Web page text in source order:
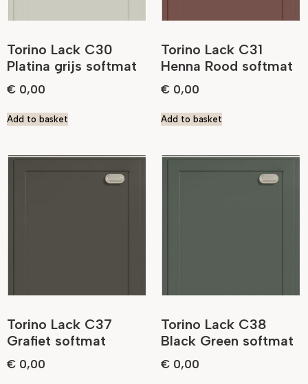
Torino Lack C30
Platina grijs softmat
€ 0,00
Add to basket
Torino Lack C31
Henna Rood softmat
€ 0,00
Add to basket
Torino Lack C37
Grafiet softmat
€ 0,00
Torino Lack C38
Black Green softmat
€ 0,00